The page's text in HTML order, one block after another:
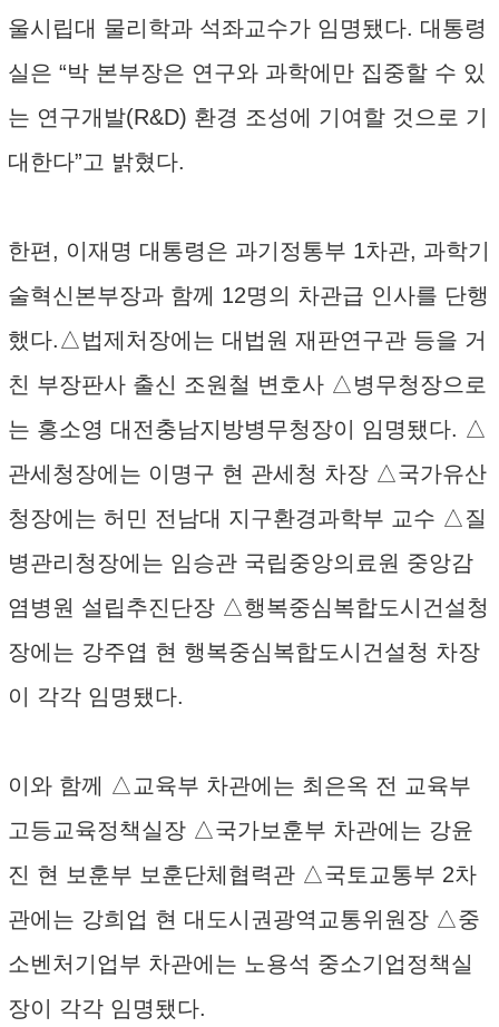
울시립대 물리학과 석좌교수가 임명됐다. 대통령
실은 “박 본부장은 연구와 과학에만 집중할 수 있
는 연구개발(R&D) 환경 조성에 기여할 것으로 기
대한다”고 밝혔다.
한편, 이재명 대통령은 과기정통부 1차관, 과학기
술혁신본부장과 함께 12명의 차관급 인사를 단행
했다.△법제처장에는 대법원 재판연구관 등을 거
친 부장판사 출신 조원철 변호사 △병무청장으로
는 홍소영 대전충남지방병무청장이 임명됐다. △
관세청장에는 이명구 현 관세청 차장 △국가유산
청장에는 허민 전남대 지구환경과학부 교수 △질
병관리청장에는 임승관 국립중앙의료원 중앙감
염병원 설립추진단장 △행복중심복합도시건설청
장에는 강주엽 현 행복중심복합도시건설청 차장
이 각각 임명됐다.
이와 함께 △교육부 차관에는 최은옥 전 교육부
고등교육정책실장 △국가보훈부 차관에는 강윤
진 현 보훈부 보훈단체협력관 △국토교통부 2차
관에는 강희업 현 대도시권광역교통위원장 △중
소벤처기업부 차관에는 노용석 중소기업정책실
장이 각각 임명됐다.